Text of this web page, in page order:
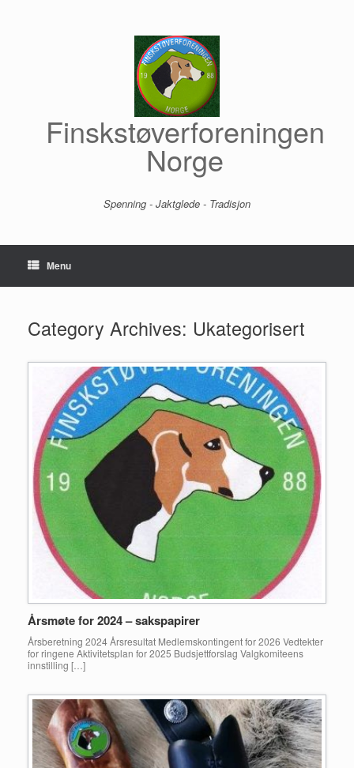
Finskstøverforeningen
Norge
Spenning - Jaktglede - Tradisjon
Menu
Category Archives: Ukategorisert
Årsmøte for 2024 – sakspapirer
Årsberetning 2024 Årsresultat Medlemskontingent for 2026 Vedtekter
for ringene Aktivitetsplan for 2025 Budsjettforslag Valgkomiteens
innstilling […]